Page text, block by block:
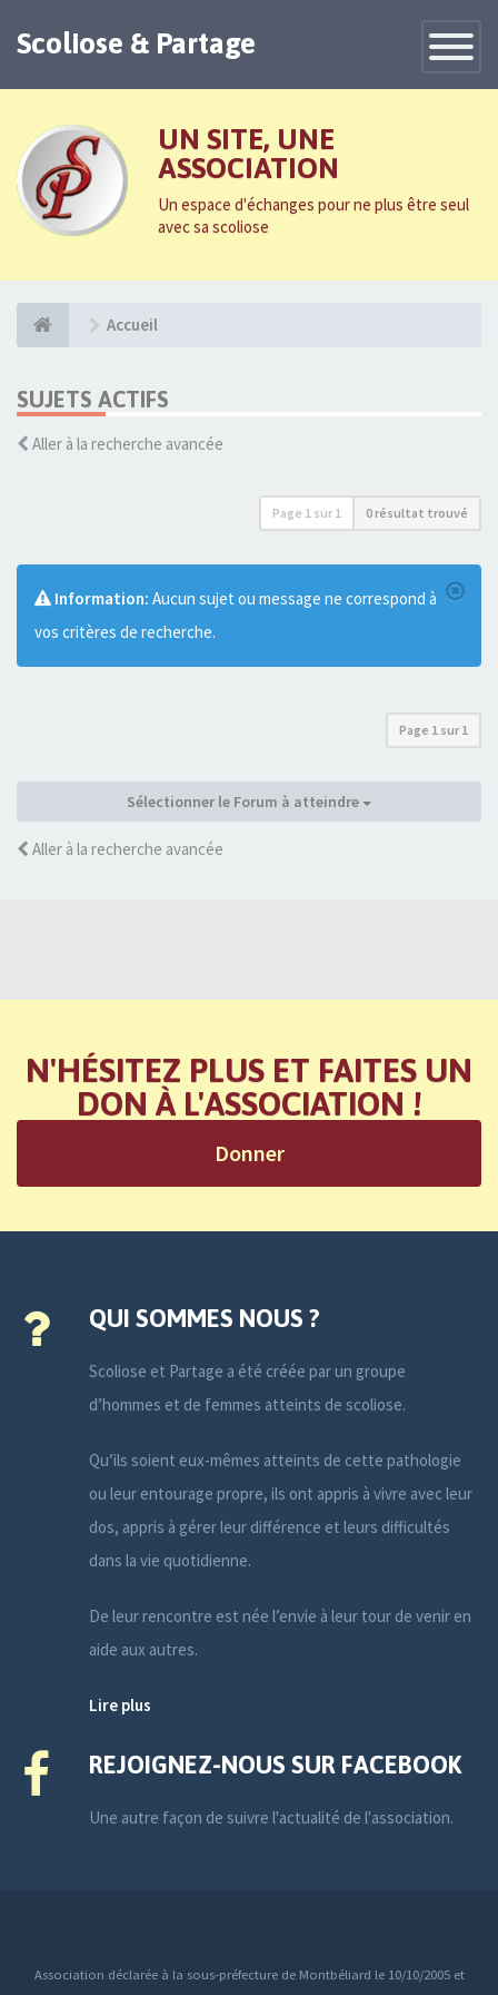
Toggle
Scoliose & Partage
UN SITE, UNE
ASSOCIATION
Un espace d'échanges pour ne plus être seul
avec sa scoliose
Accueil
SUJETS ACTIFS
Aller à la recherche avancée
Page 1 sur 1 0 résultat trouvé
Information: Aucun sujet ou message ne correspond à
vos critères de recherche.
Page 1 sur1
Sélectionner le Forum à atteindre
Aller à la recherche avancée
N'HÉSITEZ PLUS ET FAITES UN
DON À L'ASSOCIATION !
Donner
QUI SOMMES NOUS ?
Scoliose et Partage a été créée par un groupe
d’hommes et de femmes atteints de scoliose.
Qu’ils soient eux-mêmes atteints de cette pathologie
ou leur entourage propre, ils ont appris à vivre avec leur
dos, appris à gérer leur différence et leurs difficultés
dans la vie quotidienne.
De leur rencontre est née l’envie à leur tour de venir en
aide aux autres.
Lire plus
REJOIGNEZ-NOUS SUR FACEBOOK
Une autre façon de suivre l'actualité de l'association.
Association déclarée à la sous-préfecture de Montbéliard le 10/10/2005 et